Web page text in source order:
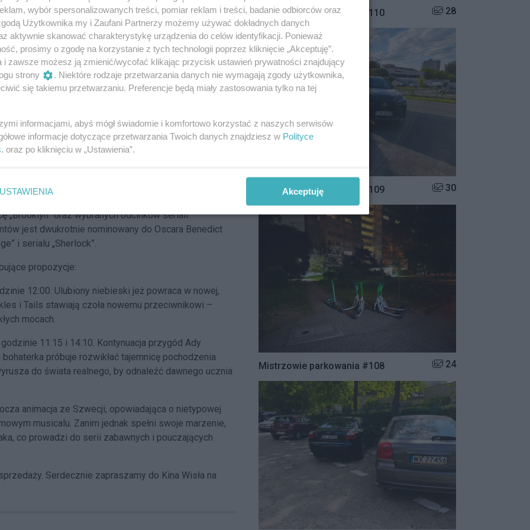
w nieoczekiwanych miejscach. To opowieść o
struny. Przygotujcie się na wzruszający, ale
i nie zapomnijcie do kina zabrać chusteczek!
Pugh) i Tobiasa (Andrew Garfield),
trafiają na pogotowie, zaczyna w nich kiełkować
głębokie uczucie. Poprzez migawki ich wzajemnego
– nieoczekiwanie wychodzi na jaw prawda o
tego co stworzyli. Paradoksalnie, motywuje to parę
drogi, jaką obrało ich życie. Oto
głęboko wzruszająca, a czasami
W rolach głównych nominowana do Oscara Florence
dwukrotnie nominowany do statuetek Amerykańskiej
Bez drogi do domu”, „Przełęcz ocalonych”). Obraz
„Brooklyn” oraz wybranych odcinków seriali
jest dwukrotnie nominowany do Oscara Benedict
i serialu „Sherlock”.
propozycje:
12:00. Ulubiony niebieski jeż powraca w nowej,
i Tails stawiają czoła nowemu przeciwnikowi –
mocach.
11:15 i 14:10. Kontynuacja przygód Ady
próbuje rozwikłać tajemnicę pochodzenia
do świata realnego, by odnaleźć dawnego ucznia
animacja ze Szwecji, opowiadająca o nietypowej
musicalu. Zanim jednak spełni swoje marzenie,
co prowadzi do serii zabawnych i pouczających
Serdecznie zapraszamy do Kina Wisła na
Mistrzowie parkowania #110 Liczba zdjęć w galerii:
28
Mistrzowie parkowania #109 Liczba zdjęć w galerii:
30
Mistrzowie parkowania #108 Liczba zdjęć w galerii:
24
wybór spersonalizowanych treści, pomiar reklam i treści, badanie odbiorców oraz
Użytkownika my i Zaufani Partnerzy możemy używać dokładnych danych
aktywnie skanować charakterystykę urządzenia do celów identyfikacji. Ponieważ
prosimy o zgodę na korzystanie z tych technologii poprzez kliknięcie „Akceptuję”.
i zawsze możesz ją zmienić/wycofać klikając przycisk ustawień prywatności znajdujący
strony
. Niektóre rodzaje przetwarzania danych nie wymagają zgody użytkownika,
się takiemu przetwarzaniu. Preferencje będą miały zastosowania tylko na tej
informacjami, abyś mógł świadomie i komfortowo korzystać z naszych serwisów
informacje dotyczące przetwarzania Twoich danych znajdziesz w Polityce
. oraz po kliknięciu w „Ustawienia”.
USTAWIENIA Akceptuję